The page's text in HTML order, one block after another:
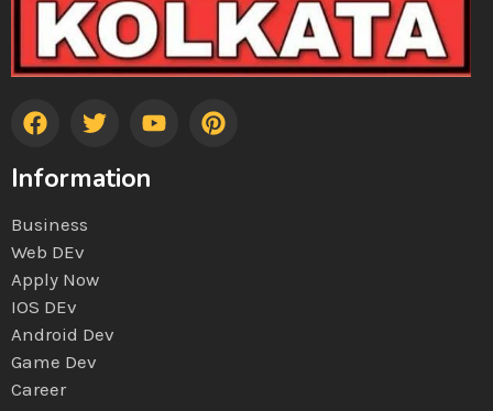
Information
Business
Web DEv
Apply Now
IOS DEv
Android Dev
Game Dev
Career